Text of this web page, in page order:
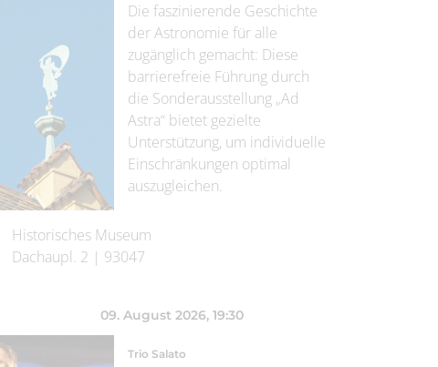
Die faszinierende Geschichte
der Astronomie für alle
zugänglich gemacht: Diese
barrierefreie Führung durch
die Sonderausstellung „Ad
Astra“ bietet gezielte
Unterstützung, um individuelle
Einschränkungen optimal
auszugleichen.
Historisches Museum
Dachaupl. 2 | 93047
09. August 2026, 19:30
Trio Salato